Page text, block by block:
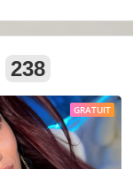
238
GRATUIT